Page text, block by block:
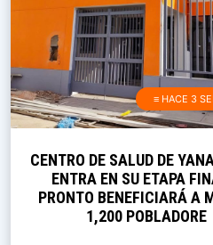
≡ HACE 3
CENTRO DE SALUD DE
ENTRA EN SU ETAPA
PRONTO BENEFICIARÁ A
1,200 POBLADORE